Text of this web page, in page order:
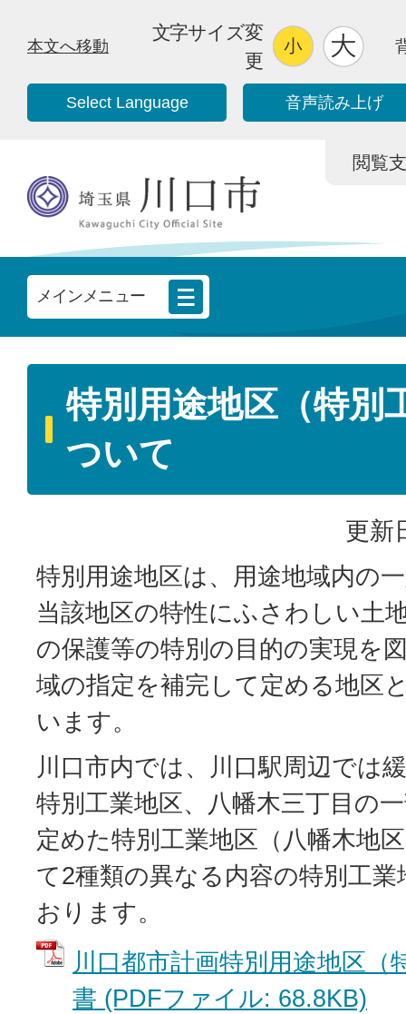
本文へ移動
文字サイズ変
更
Select Language 音声読み上げ
閲覧
メインメニュー
特別用途地区（特別
ついて
更新
特別用途地区は、用途地域内の
当該地区の特性にふさわしい土
の保護等の特別の目的の実現を
域の指定を補完して定める地区
います。
川口市内では、川口駅周辺では
特別工業地区、八幡木三丁目の
定めた特別工業地区（八幡木地
て2種類の異なる内容の特別工
おります。
川口都市計画特別用途地区（
書 (PDFファイル: 68.8KB)